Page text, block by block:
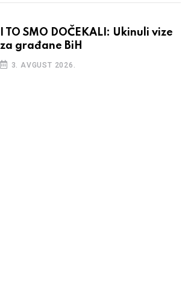
I TO SMO DOČEKALI: Ukinuli vize
za građane BiH
3. AVGUST 2026.